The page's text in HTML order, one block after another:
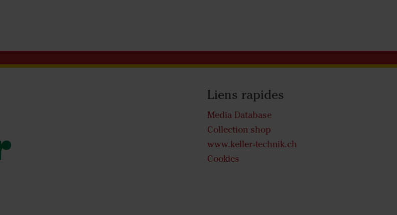
Liens rapides
Media Database
Collection shop
www.keller-technik.ch
Cookies